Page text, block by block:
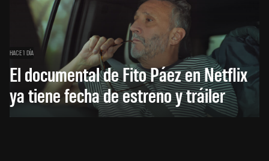
HACE 1 DÍA
El documental de Fito Páez en Netflix
ya tiene fecha de estreno y tráiler